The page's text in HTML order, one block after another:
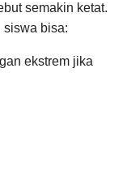
semakin ketat.
siswa bisa:
ekstrem jika